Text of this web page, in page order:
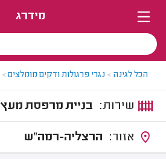
מידרג
הכל לגינה > נגרי פרגולות ודקים מומלצים>
בניית מרפסת מעץ
הרצליה-רמה"ש